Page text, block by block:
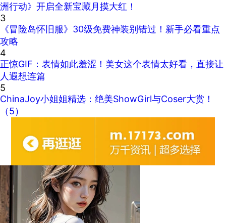
洲行动》开启全新宝藏月摸大红！
3
《冒险岛怀旧服》30级免费神装别错过！新手必看重点
攻略
4
正惊GIF：表情如此羞涩！美女这个表情太好看，直接让
人遐想连篇
5
ChinaJoy小姐姐精选：绝美ShowGirl与Coser大赏！
（5）